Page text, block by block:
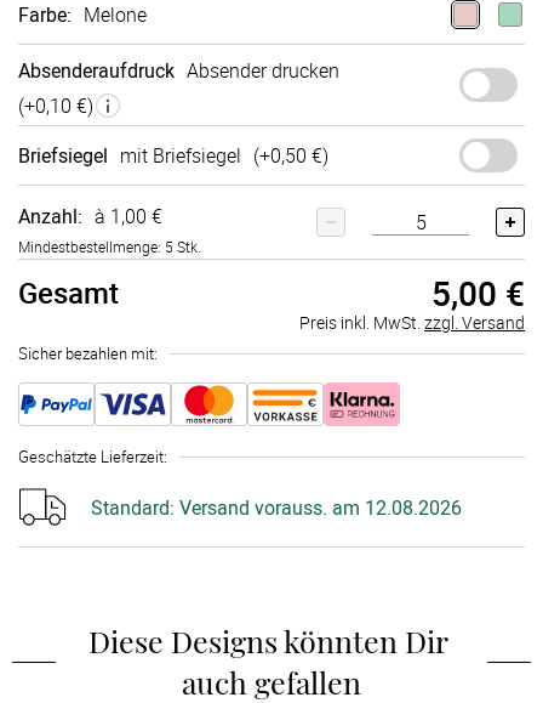
Farbe: Melone
Absenderaufdruck Absender drucken
(+0,10 €)
Briefsiegel mit Briefsiegel (+0,50 €)
Anzahl: à 1,00 €
Mindestbestellmenge: 5 Stk.
Gesamt 5,00 €
Preis inkl. MwSt. zzgl. Versand
Sicher bezahlen mit:
Geschätzte Lieferzeit:
Standard: Versand vorauss. am 12.08.2026
Diese Designs könnten Dir
auch gefallen